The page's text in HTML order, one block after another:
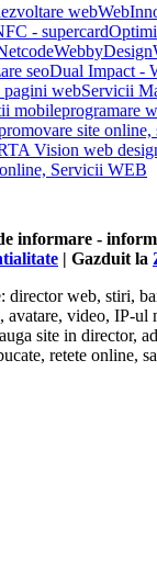
web
- supercard
WebbyDesign
seoDual Impact -
pagini webServicii
mobileprogramare
site
Vision web
Servicii WEB
informare -
| Gazduit la
director web, stiri,
video, IP-ul
site in director,
retete online,